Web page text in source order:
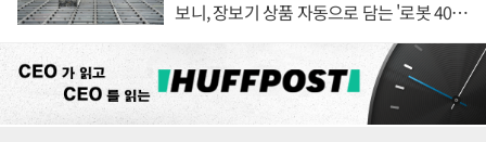
보니, 장보기 상품 자동으로 담는 '로봇 400